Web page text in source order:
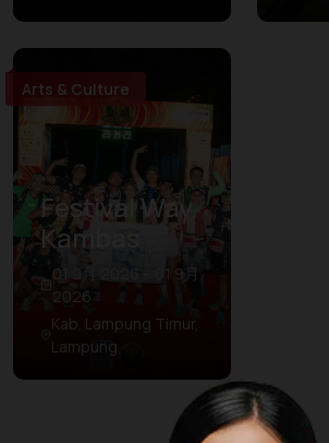
Arts & Culture
Festival Way
Kambas
01 9月 2026 – 01 9月
2026
Kab. Lampung Timur,
Lampung